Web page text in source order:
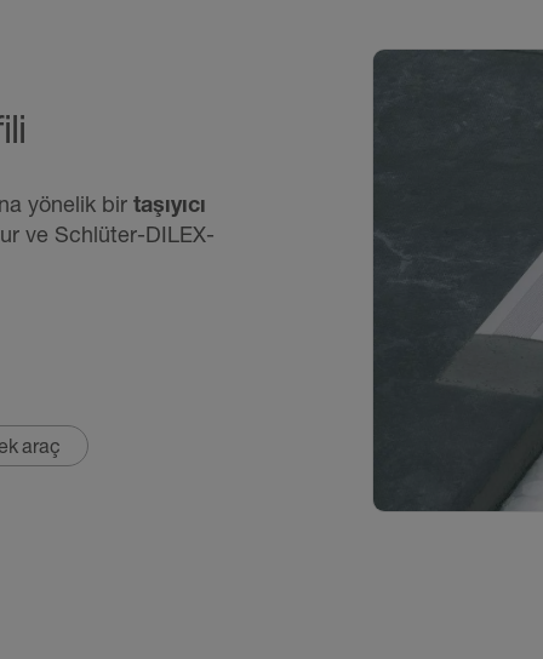
yönelik bir taşıyıcı
ve Schlüter-DILEX-
araç